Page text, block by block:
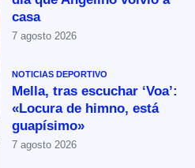
casa
7 agosto 2026
NOTICIAS DEPORTIVO
Mella, tras escuchar ‘Voa’:
«Locura de himno, está
guapísimo»
7 agosto 2026